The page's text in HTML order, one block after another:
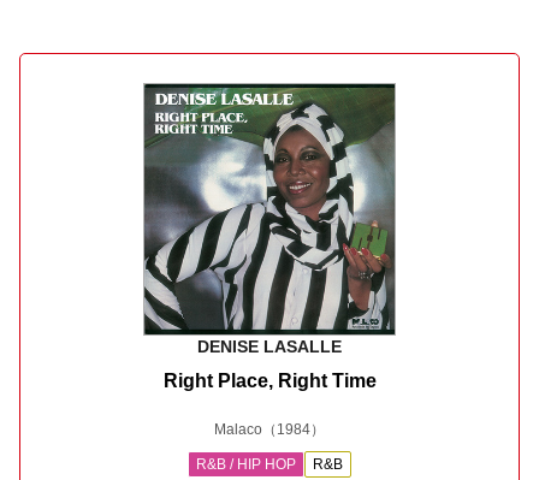
DENISE LASALLE
Right Place, Right Time
Malaco （1984）
R&B / HIP HOP R&B